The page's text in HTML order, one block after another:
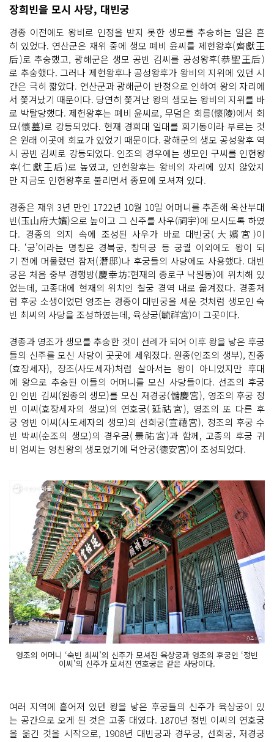
장희빈을 모시 사당, 대빈궁
경종 이전에도 왕비로 인정을 받지 못한 생모를 추숭하는 일은 흔
히 있었다. 연산군은 재위 중에 생모 폐비 윤씨를 제헌왕후(齊獻王
后)로 추숭했고, 광해군은 생모 공빈 김씨를 공성왕후(恭聖王后)
로 추숭했다. 그러나 제헌왕후나 공성왕후가 왕비의 지위에 있던 시
간은 극히 짧았다. 연산군과 광해군이 반정으로 인하여 왕의 자리에
서 쫓겨났기 때문이다. 당연히 쫓겨난 왕의 생모는 왕비의 지위를 바
로 박탈당했다. 제헌왕후는 폐비 윤씨로, 무덤은 회릉(懷陵)에서 회
묘(懷墓)로 강등되었다. 현재 경희대 일대를 회기동이라 부르는 것
은 원래 이곳에 회묘가 있었기 때문이다. 광해군의 생모 공성왕후 역
시 공빈 김씨로 강등되었다. 인조의 경우에는 생모인 구씨를 인헌왕
후(仁獻王后)로 높였고, 인헌왕후는 왕비의 자리에 있지 않았지
만 지금도 인헌왕후로 불리면서 종묘에 모셔져 있다.
경종은 재위 3년 만인 1722년 10월 10일 어머니를 추존해 옥산부대
빈(玉山府大嬪)으로 높이고 그 신주를 사우(祠宇)에 모시도록 하였
다. 경종의 의지 속에 조성된 사우가 바로 대빈궁(大嬪宮)이
다. ‘궁’이라는 명칭은 경복궁, 창덕궁 등 궁궐 이외에도 왕이 되
기 전에 머물렀던 잠저(潛邸)나 후궁들의 사당에도 사용했다. 대빈
궁은 처음 중부 경행방(慶幸坊:현재의 종로구 낙원동)에 위치해 있
었는데, 고종대에 현재의 위치인 칠궁 경역 내로 옮겨졌다. 경종처
럼 후궁 소생이었던 영조는 경종이 대빈궁을 세운 것처럼 생모인 숙
빈 최씨의 사당을 조성하였는데, 육상궁(毓祥宮)이 그곳이다.
경종과 영조가 생모를 추숭한 것이 선례가 되어 이후 왕을 낳은 후궁
들의 신주를 모신 사당이 곳곳에 세워졌다. 원종(인조의 생부), 진종
(효장세자), 장조(사도세자)처럼 살아서는 왕이 아니었지만 후대
에 왕으로 추숭된 이들의 어머니를 모신 사당들이다. 선조의 후궁
인 인빈 김씨(원종의 생모)를 모신 저경궁(儲慶宮), 영조의 후궁 정
빈 이씨(효장세자의 생모)의 연호궁(延祜宮), 영조의 또 다른 후
궁 영빈 이씨(사도세자의 생모)의 선희궁(宣禧宮), 정조의 후궁 수
빈 박씨(순조의 생모)의 경우궁(景祐宮)과 함께, 고종의 후궁 귀
비 엄씨는 영친왕의 생모였기에 덕안궁(德安宮)이 조성되었다.
영조의 어머니 ‘숙빈 최씨’의 신주가 모셔진 육상궁과 영조의 후궁인 ‘정빈
이씨’의 신주가 모셔진 연호궁은 같은 사당이다.
여러 지역에 흩어져 있던 왕을 낳은 후궁들의 신주가 육상궁이 있
는 공간으로 오게 된 것은 고종 대였다. 1870년 정빈 이씨의 연호궁
을 옮긴 것을 시작으로, 1908년 대빈궁과 경우궁, 선희궁, 저경궁